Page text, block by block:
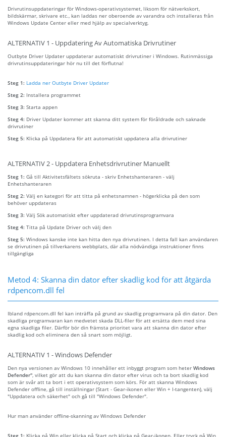
Drivrutinsuppdateringar för Windows-operativsystemet, liksom för nätverkskort,
bildskärmar, skrivare etc., kan laddas ner oberoende av varandra och installeras från
Windows Update Center eller med hjälp av specialverktyg.
ALTERNATIV 1 - Uppdatering Av Automatiska Drivrutiner
Outbyte Driver Updater uppdaterar automatiskt drivrutiner i Windows. Rutinmässiga
drivrutinsuppdateringar hör nu till det förflutna!
Steg 1: Ladda ner Outbyte Driver Updater
Steg 2: Installera programmet
Steg 3: Starta appen
Steg 4: Driver Updater kommer att skanna ditt system för föråldrade och saknade
drivrutiner
Steg 5: Klicka på Uppdatera för att automatiskt uppdatera alla drivrutiner
ALTERNATIV 2 - Uppdatera Enhetsdrivrutiner Manuellt
Steg 1: Gå till Aktivitetsfältets sökruta - skriv Enhetshanteraren - välj
Enhetshanteraren
Steg 2: Välj en kategori för att titta på enhetsnamnen - högerklicka på den som
behöver uppdateras
Steg 3: Välj Sök automatiskt efter uppdaterad drivrutinsprogramvara
Steg 4: Titta på Update Driver och välj den
Steg 5: Windows kanske inte kan hitta den nya drivrutinen. I detta fall kan användaren
se drivrutinen på tillverkarens webbplats, där alla nödvändiga instruktioner finns
tillgängliga
Metod 4: Skanna din dator efter skadlig kod för att åtgärda
rdpencom.dll fel
Ibland rdpencom.dll fel kan inträffa på grund av skadlig programvara på din dator. Den
skadliga programvaran kan medvetet skada DLL-filer för att ersätta dem med sina
egna skadliga filer. Därför bör din främsta prioritet vara att skanna din dator efter
skadlig kod och eliminera den så snart som möjligt.
ALTERNATIV 1 - Windows Defender
Den nya versionen av Windows 10 innehåller ett inbyggt program som heter Windows
Defender" , vilket gör att du kan skanna din dator efter virus och ta bort skadlig kod
som är svår att ta bort i ett operativsystem som körs. För att skanna Windows
Defender offline, gå till inställningar (Start - Gear-ikonen eller Win + I-tangenten), välj
"Uppdatera och säkerhet" och gå till "Windows Defender".
Hur man använder offline-skanning av Windows Defender
Steg 1: Klicka på Win eller klicka på Start och klicka på Gear-ikonen. Eller tryck på Win